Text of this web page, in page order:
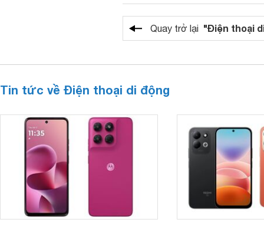
Quay trở lại "Điện thoại
Tin tức về Điện thoại di động